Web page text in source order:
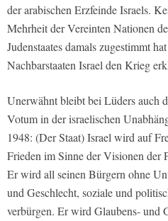
der arabischen Erzfeinde Israels.
Mehrheit der Vereinten Nationen
Judenstaates damals zugestimmt
Nachbarstaaten Israel den Krieg
Unerwähnt bleibt bei Lüders auch
Votum in der israelischen
1948: (Der Staat) Israel wird auf
Frieden im Sinne der Visionen der
Er wird all seinen Bürgern ohne
und Geschlecht, soziale und
verbürgen. Er wird Glaubens- und